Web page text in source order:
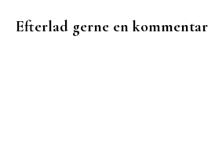
Efterlad gerne en kommentar